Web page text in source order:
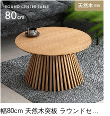
幅80cm 天然木突板 ラウンドセン